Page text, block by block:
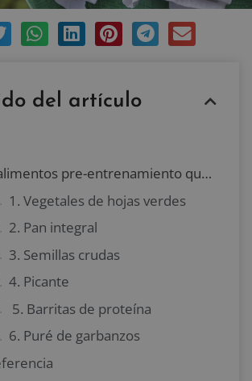
del artículo
6 alimentos pre-entrenamiento que debes evitar
1. Vegetales de hojas verdes
2. Pan integral
3. Semillas crudas
4. Picante
5. Barritas de proteína
6. Puré de garbanzos